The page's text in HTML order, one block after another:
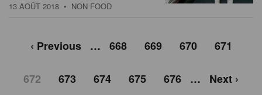
13 AOÛT 2018 • NON FOOD
‹ Previous … 668 669 670 671
672 673 674 675 676 … Next ›